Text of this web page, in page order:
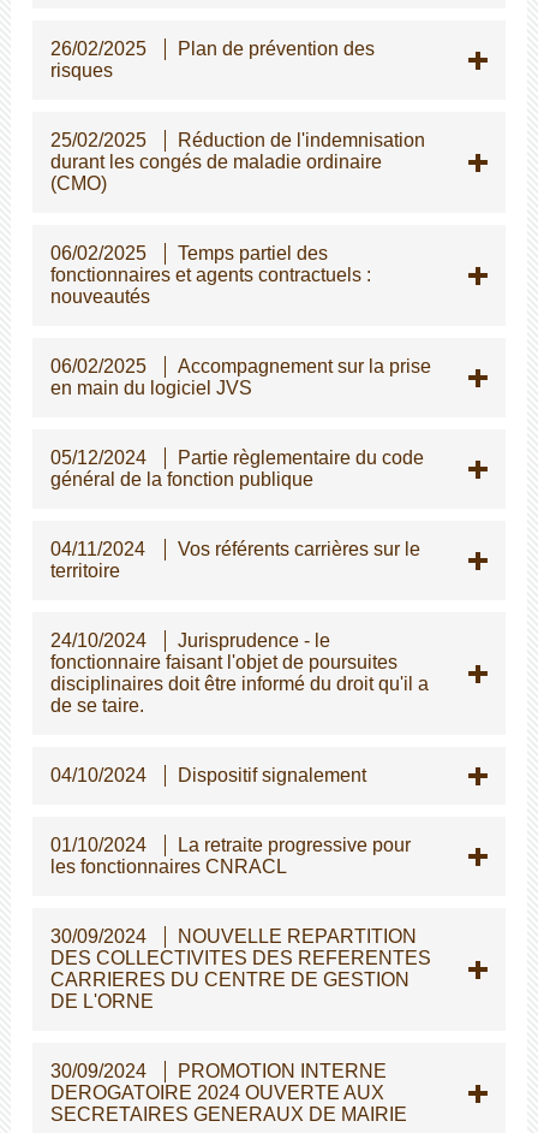
26/02/2025
Plan de prévention des
risques
25/02/2025
Réduction de l'indemnisation
durant les congés de maladie ordinaire
(CMO)
06/02/2025
Temps partiel des
fonctionnaires et agents contractuels :
nouveautés
06/02/2025
Accompagnement sur la prise
en main du logiciel JVS
05/12/2024
Partie règlementaire du code
général de la fonction publique
04/11/2024
Vos référents carrières sur le
territoire
24/10/2024
Jurisprudence - le
fonctionnaire faisant l'objet de poursuites
disciplinaires doit être informé du droit qu'il a
de se taire.
04/10/2024 Dispositif signalement
01/10/2024
La retraite progressive pour
les fonctionnaires CNRACL
30/09/2024
NOUVELLE REPARTITION
DES COLLECTIVITES DES REFERENTES
CARRIERES DU CENTRE DE GESTION
DE L'ORNE
30/09/2024
PROMOTION INTERNE
DEROGATOIRE 2024 OUVERTE AUX
SECRETAIRES GENERAUX DE MAIRIE